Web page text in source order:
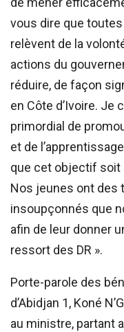
vous dire que
relèvent de la
actions du
réduire, de façon
en Côte d’Ivoire. Je
primordial de
et de
que cet objectif soit
Nos jeunes ont des
insoupçonnés que
afin de leur donner
ressort des DR ».
Porte-parole des
d’Abidjan 1, Koné
au ministre, partant